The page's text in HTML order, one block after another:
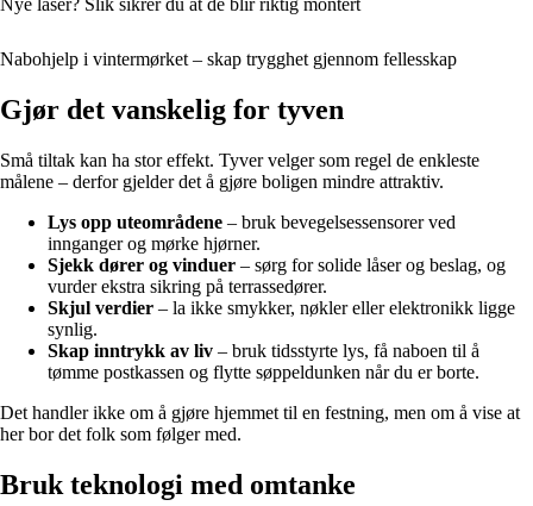
Nye låser? Slik sikrer du at de blir riktig montert
Nabohjelp i vintermørket – skap trygghet gjennom fellesskap
Gjør det vanskelig for tyven
Små tiltak kan ha stor effekt. Tyver velger som regel de enkleste
målene – derfor gjelder det å gjøre boligen mindre attraktiv.
Lys opp uteområdene – bruk bevegelsessensorer ved
innganger og mørke hjørner.
Sjekk dører og vinduer – sørg for solide låser og beslag, og
vurder ekstra sikring på terrassedører.
Skjul verdier – la ikke smykker, nøkler eller elektronikk ligge
synlig.
Skap inntrykk av liv – bruk tidsstyrte lys, få naboen til å
tømme postkassen og flytte søppeldunken når du er borte.
Det handler ikke om å gjøre hjemmet til en festning, men om å vise at
her bor det folk som følger med.
Bruk teknologi med omtanke